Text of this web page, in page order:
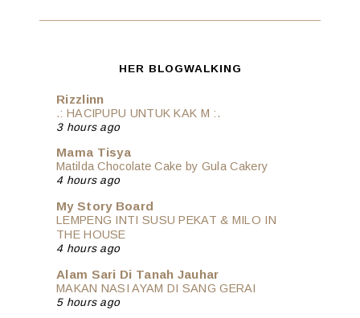
HER BLOGWALKING
Rizzlinn
.: HACIPUPU UNTUK KAK M :.
3 hours ago
Mama Tisya
Matilda Chocolate Cake by Gula Cakery
4 hours ago
My Story Board
LEMPENG INTI SUSU PEKAT & MILO IN
THE HOUSE
4 hours ago
Alam Sari Di Tanah Jauhar
MAKAN NASI AYAM DI SANG GERAI
5 hours ago